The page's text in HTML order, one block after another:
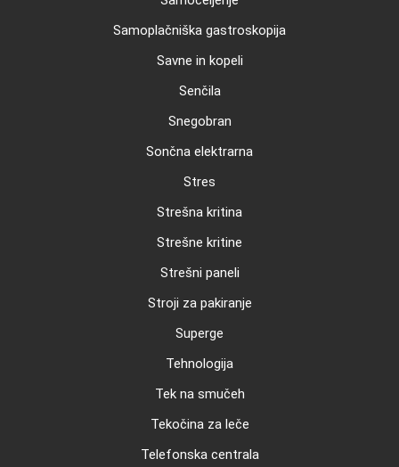
Samoplačniška gastroskopija
Savne in kopeli
Senčila
Snegobran
Sončna elektrarna
Stres
Strešna kritina
Strešne kritine
Strešni paneli
Stroji za pakiranje
Superge
Tehnologija
Tek na smučeh
Tekočina za leče
Telefonska centrala